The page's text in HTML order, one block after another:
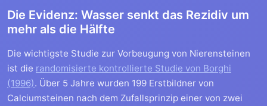
Die Evidenz: Wasser senkt das Rezidiv um
mehr als die Hälfte
Die wichtigste Studie zur Vorbeugung von Nierensteinen
ist die randomisierte kontrollierte Studie von Borghi
(1996). Über 5 Jahre wurden 199 Erstbildner von
Calciumsteinen nach dem Zufallsprinzip einer von zwei